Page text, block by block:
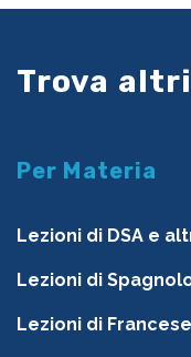
Trova
Per Materia
Lezioni di DSA e
Lezioni di
Lezioni di